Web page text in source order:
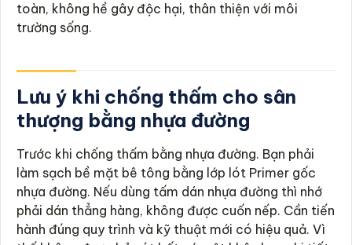
toàn, không hề gây độc hại, thân thiện với môi
trường sống.
Lưu ý khi chống thấm cho sân
thượng bằng nhựa đường
Trước khi chống thấm bằng nhựa đường. Bạn phải
làm sạch bề mặt bê tông bằng lớp lót Primer gốc
nhựa đường. Nếu dùng tấm dán nhựa đường thì nhớ
phải dán thẳng hàng, không được cuốn nếp. Cần tiến
hành đúng quy trình và kỹ thuật mới có hiệu quả. Vì